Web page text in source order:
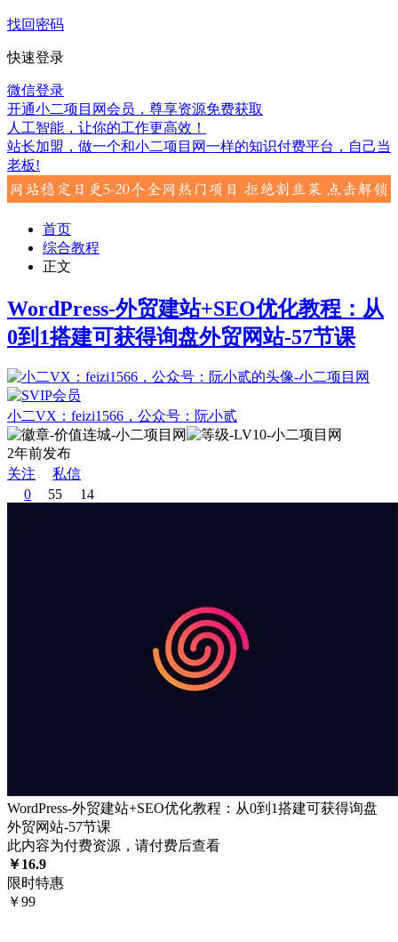
找回密码
快速登录
微信登录
开通小二项目网会员，尊享资源免费获取
人工智能，让你的工作更高效！
站长加盟，做一个和小二项目网一样的知识付费平台，自己当
老板!
首页
综合教程
正文
WordPress-外贸建站+SEO优化教程：从
0到1搭建可获得询盘外贸网站-57节课
小二VX：feizi1566，公众号：阮小贰
2年前发布
关注
私信
0
55 14
WordPress-外贸建站+SEO优化教程：从0到1搭建可获得询盘
外贸网站-57节课
此内容为付费资源，请付费后查看
￥16.9
限时特惠
￥99